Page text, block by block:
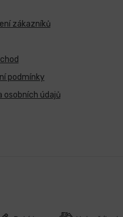
zákazníků
podmínky
osobních údajů